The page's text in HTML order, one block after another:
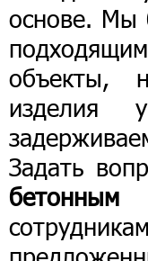
основе. Мы
объекты,
Задать